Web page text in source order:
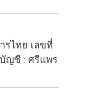
รไทย เลขที่
ญชี : ศรีแพร